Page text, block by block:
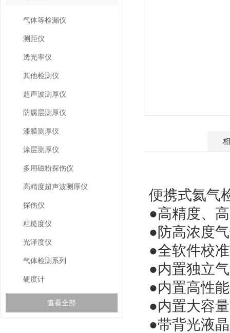
气体等检漏仪
测距仪
透光率仪
其他检测仪
超声波测厚仪
防腐层测厚仪
漆膜测厚仪
涂层测厚仪
多用磁粉探伤仪
高精度超声波测厚仪
探伤仪
粗糙度仪
光泽度仪
气体检测系列
硬度计
查看全部
便携式氦气
●高精度、
●防高浓度
●全软件校
●内置独立
●内置高性
●内置大容
●带背光液